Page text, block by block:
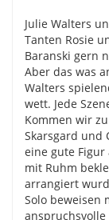
Julie Walters
Tanten Rosie
Baranski gern
Aber das was
Walters
wett. Jede
Kommen wir
Skarsgard und
eine gute
mit Ruhm
arrangiert
Solo beweisen
anspruchsvolle